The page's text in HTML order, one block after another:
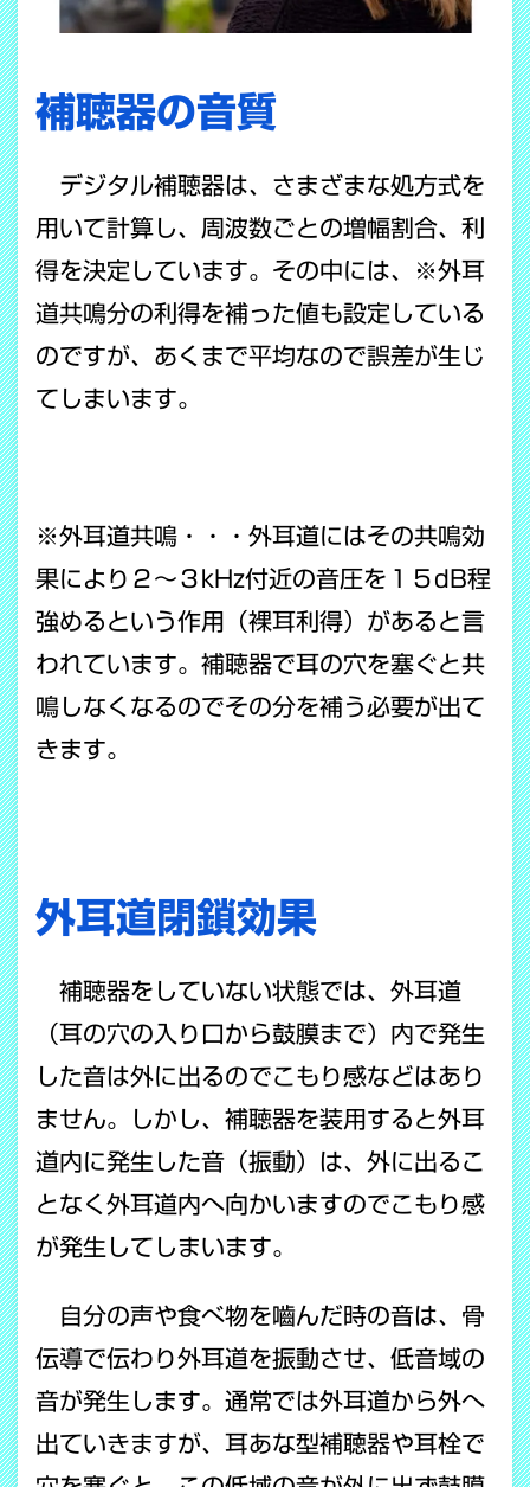
補聴器の音質
デジタル補聴器は、さまざまな処方式を
用いて計算し、周波数ごとの増幅割合、利
得を決定しています。その中には、※外耳
道共鳴分の利得を補った値も設定している
のですが、あくまで平均なので誤差が生じ
てしまいます。
※外耳道共鳴・・・外耳道にはその共鳴効
果により２～３kHz付近の音圧を１５dB程
強めるという作用（裸耳利得）があると言
われています。補聴器で耳の穴を塞ぐと共
鳴しなくなるのでその分を補う必要が出て
きます。
外耳道閉鎖効果
補聴器をしていない状態では、外耳道
（耳の穴の入り口から鼓膜まで）内で発生
した音は外に出るのでこもり感などはあり
ません。しかし、補聴器を装用すると外耳
道内に発生した音（振動）は、外に出るこ
となく外耳道内へ向かいますのでこもり感
が発生してしまいます。
自分の声や食べ物を嚙んだ時の音は、骨
伝導で伝わり外耳道を振動させ、低音域の
音が発生します。通常では外耳道から外へ
出ていきますが、耳あな型補聴器や耳栓で